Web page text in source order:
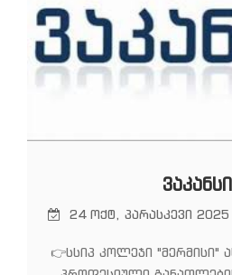
24 ოქტ, პარასკევი 2025
👉სსიპ კოლეჯი "მერმისი"